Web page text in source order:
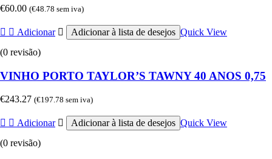
€60.00 (€48.78 sem iva)
Adicionar Adicionar à lista de desejos Quick View
(0 revisão)
VINHO PORTO TAYLOR’S TAWNY 40 ANOS 0,75
€243.27 (€197.78 sem iva)
Adicionar Adicionar à lista de desejos Quick View
(0 revisão)